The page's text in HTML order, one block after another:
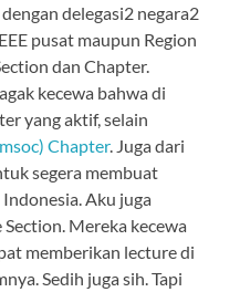
delegasi2 negara2
pusat maupun Region
dan Chapter.
kecewa bahwa di
yang aktif, selain
Chapter. Juga dari
segera membuat
Aku juga
Mereka kecewa
memberikan lecture di
Sedih juga sih. Tapi